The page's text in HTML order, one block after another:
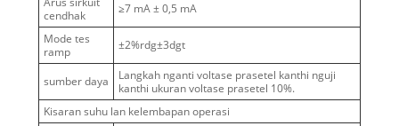
cendhak
≥7 mA ± 0,5 mA
Mode tes
ramp
±2%rdg±3dgt
sumber daya
Langkah nganti voltase prasetel kanthi nguji
kanthi ukuran voltase prasetel 10%.
Kisaran suhu lan kelembapan operasi